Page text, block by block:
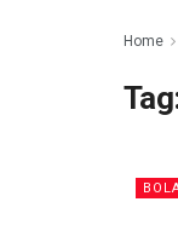
Home